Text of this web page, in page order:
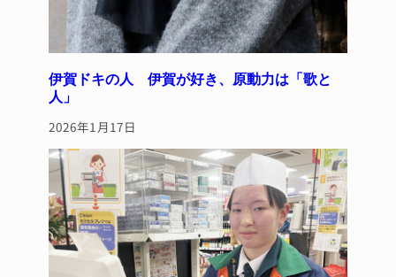
伊賀ドキの人 伊賀が好き、原動力は「歌と
人」
2026年1月17日